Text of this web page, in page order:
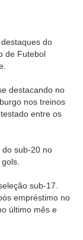
do
de Futebol
destacando no
nos treinos
entre os
do sub-20 no
sub-17.
empréstimo no
último mês e